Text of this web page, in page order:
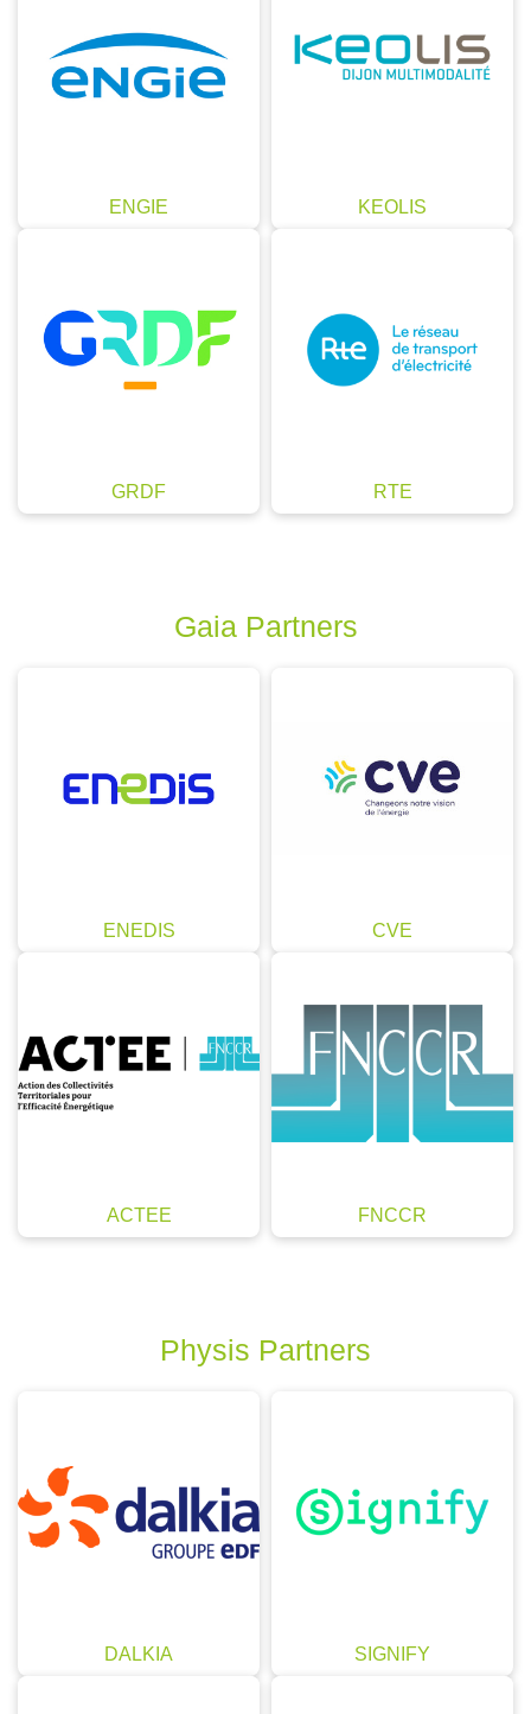
ENGIE KEOLIS
GRDF RTE
Gaia Partners
ENEDIS CVE
ACTEE FNCCR
Physis Partners
DALKIA SIGNIFY